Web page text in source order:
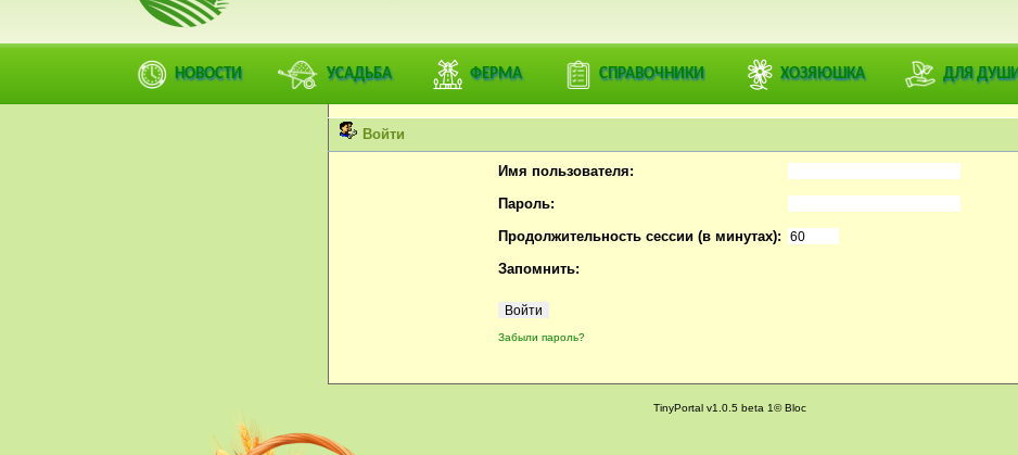
НОВОСТИ УСАДЬБА ФЕРМА СПРАВОЧНИКИ ХОЗЯЮШКА ДЛЯ
Вы не можете просматривать профили пользователей.
Пожалуйста, войдите или
зарегистрируйтесь на ДЕРЕВЕНСКИЙ ФОРУМ ВЕСЕЛОЕ ПОДВОРЬЕ |
Войти
Имя пользователя:
Пароль:
Продолжительность сессии (в минутах):
Запомнить:
Забыли пароль?
TinyPortal v1.0.5 beta 1© Bloc